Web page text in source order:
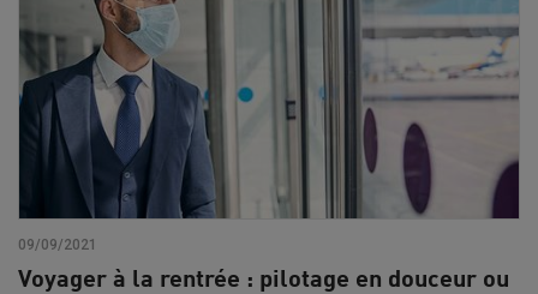
09/09/2021
Voyager à la rentrée : pilotage en douceur ou